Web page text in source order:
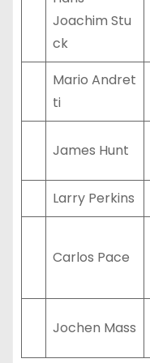
Joachim Stu
ck
Mario Andret
ti
James Hunt
Larry Perkins
Carlos Pace
Jochen Mass